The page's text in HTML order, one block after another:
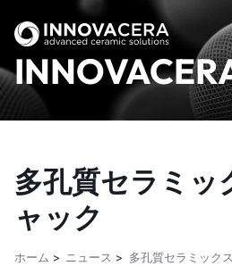
多孔質セラミッ
ャック
ホーム ニュース 多孔質セラミック